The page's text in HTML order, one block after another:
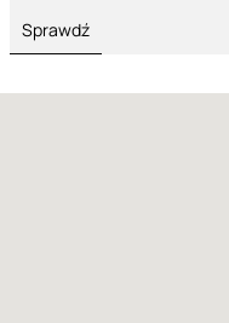
Sprawdź